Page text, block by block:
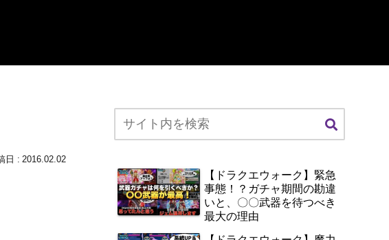
2016.02.02
【ドラクエウォーク】緊急
事態！？ガチャ期間の勘違
いと、〇〇武器を待つべき
最大の理由